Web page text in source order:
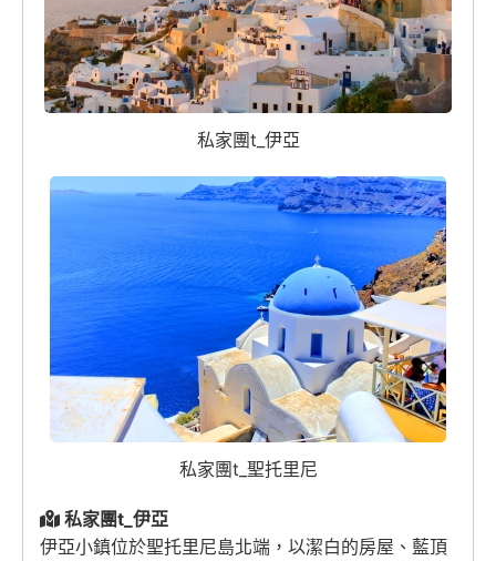
私家團t_伊亞
私家團t_聖托里尼
私家團t_伊亞
伊亞小鎮位於聖托里尼島北端，以潔白的房屋、藍頂